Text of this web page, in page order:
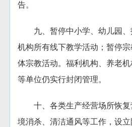
告。
九、暂停中小学、幼儿园、
机构所有线下教学活动；暂停
体宗教活动。福利机构、养老
等单位仍实行封闭管理。
十、各类生产经营场所恢复
境消杀、清洁通风等工作，设立